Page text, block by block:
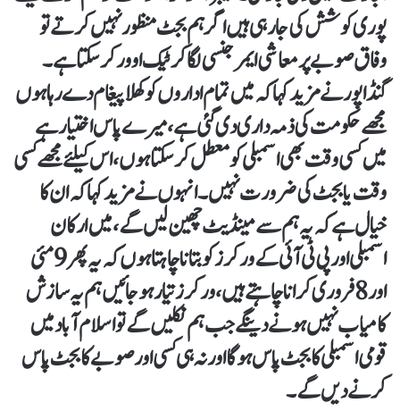
پوری کوشش کی جارہی ہیں اگر ہم بجٹ منظور نہیں کرتے تو
وفاق صوبے پر معاشی ایمرجنسی لگا کر ٹیک اوور کر سکتا ہے۔
گنڈاپور نے مزید کہا کہ میں تمام اداروں کو کھلا پیغام دے رہا ہوں
مجھے حکومت کی ذمہ داری دی گئی ہے، میرے پاس اختیار ہے
میں کسی وقت بھی اسمبلی کو معطل کر سکتا ہوں، اس کیلئے مجھے کسی
وقت یا بجٹ کی ضرورت نہیں۔انہوں نے مزید کہا کہ ان کا
خیال ہے کہ یہ ہم سے مینڈیٹ چھین لیں گے، میں ارکان
اسمبلی اور پی ٹی آئی کے ورکرز کو بتانا چاہتا ہوں کہ یہ پھر 9 مئی
اور 8 فروری کرانا چاہتے ہیں، ورکرز تیار ہو جائیں ہم یہ سازش
کامیاب نہیں ہونے دینگے جب ہم نکلیں گے تو اسلام آباد میں
قومی اسمبلی کا بجٹ پاس ہوگا اور نہ ہی کسی اور صوبے کا بجٹ پاس
کرنے دیں گے۔